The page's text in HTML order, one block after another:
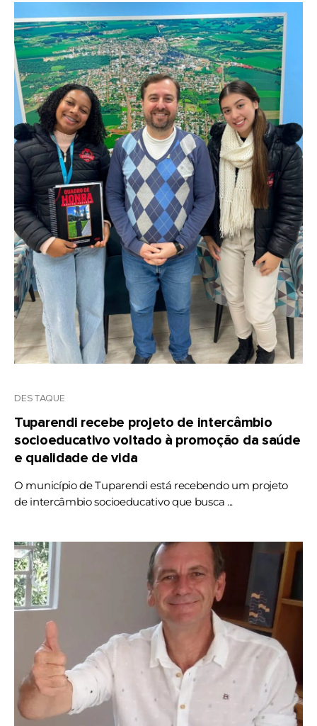
DESTAQUE
Tuparendi recebe projeto de intercâmbio
socioeducativo voltado à promoção da saúde
e qualidade de vida
O município de Tuparendi está recebendo um projeto
de intercâmbio socioeducativo que busca ...